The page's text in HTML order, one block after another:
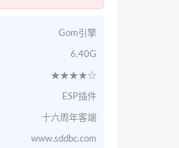
Gom引擎
6.40G
★★★★☆
ESP插件
十六周年客端
www.sddbc.com